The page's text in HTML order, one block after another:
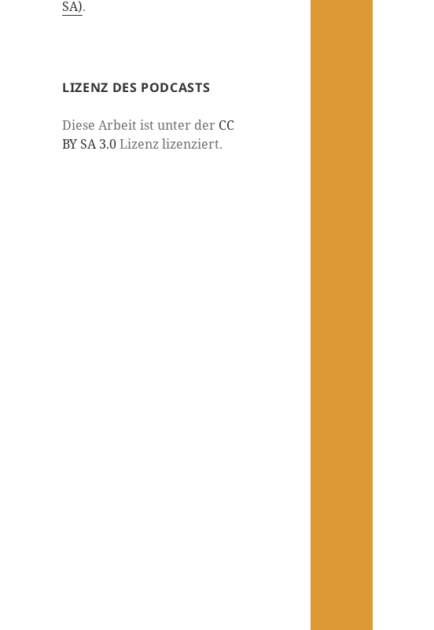
SA).
LIZENZ DES PODCASTS
Diese Arbeit ist unter der CC
BY SA 3.0Lizenz lizenziert.